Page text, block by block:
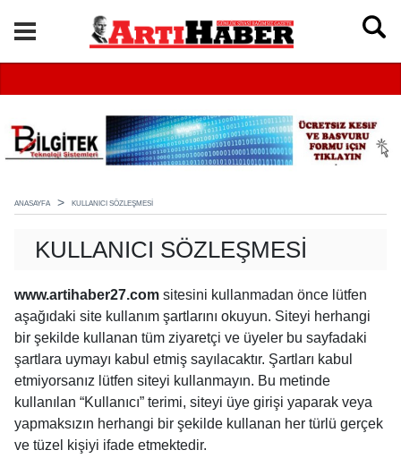
ANASAYFA KULLANICI SÖZLEŞMESI
KULLANICI SÖZLEŞMESI
www.artihaber27.com sitesini kullanmadan önce lütfen
aşağıdaki site kullanım şartlarını okuyun. Siteyi herhangi
bir şekilde kullanan tüm ziyaretçi ve üyeler bu sayfadaki
şartlara uymayı kabul etmiş sayılacaktır. Şartları kabul
etmiyorsanız lütfen siteyi kullanmayın. Bu metinde
kullanılan “Kullanıcı” terimi, siteyi üye girişi yaparak veya
yapmaksızın herhangi bir şekilde kullanan her türlü gerçek
ve tüzel kişiyi ifade etmektedir.